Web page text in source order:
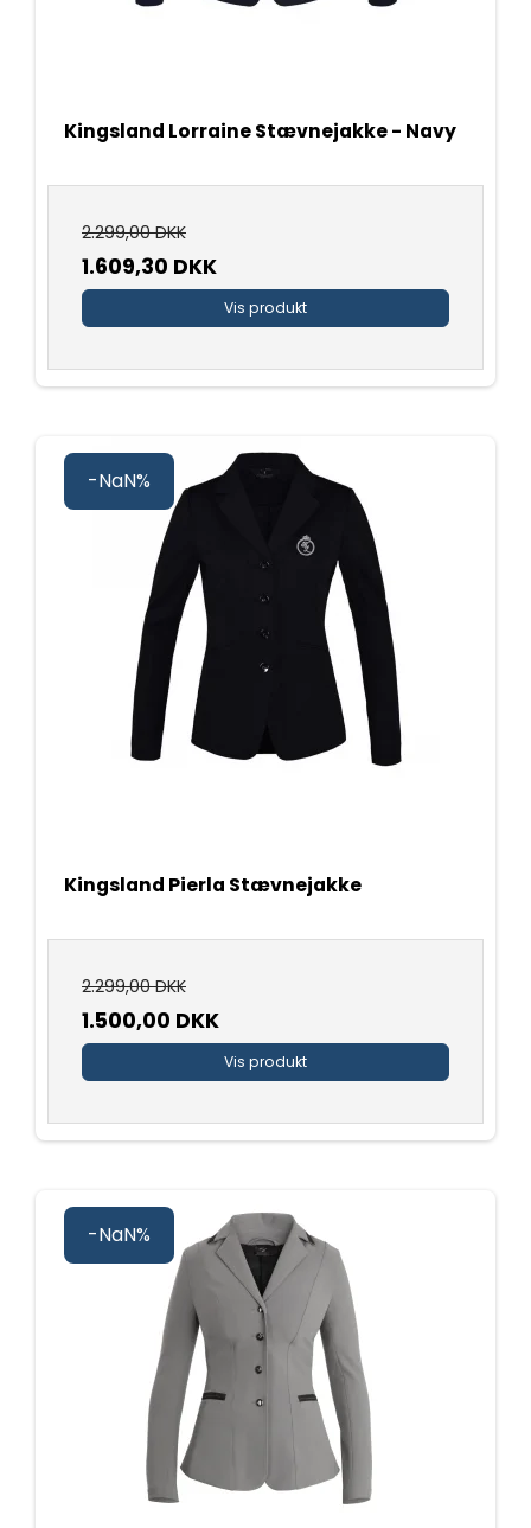
Kingsland Lorraine Stævnejakke - Navy
2.299,00 DKK
1.609,30 DKK
Vis produkt
-NaN%
Kingsland Pierla Stævnejakke
2.299,00 DKK
1.500,00 DKK
Vis produkt
-NaN%